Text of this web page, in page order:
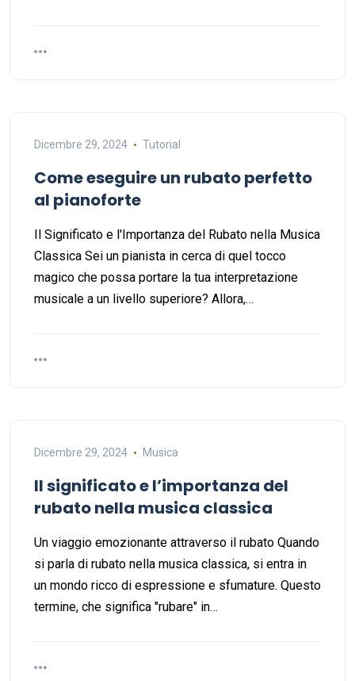
Dicembre 29, 2024 Tutorial
Come eseguire un rubato perfetto
al pianoforte
Il Significato e l'Importanza del Rubato nella Musica
Classica Sei un pianista in cerca di quel tocco
magico che possa portare la tua interpretazione
musicale a un livello superiore? Allora,…
Dicembre 29, 2024 Musica
Il significato e l’importanza del
rubato nella musica classica
Un viaggio emozionante attraverso il rubato Quando
si parla di rubato nella musica classica, si entra in
un mondo ricco di espressione e sfumature. Questo
termine, che significa "rubare" in…